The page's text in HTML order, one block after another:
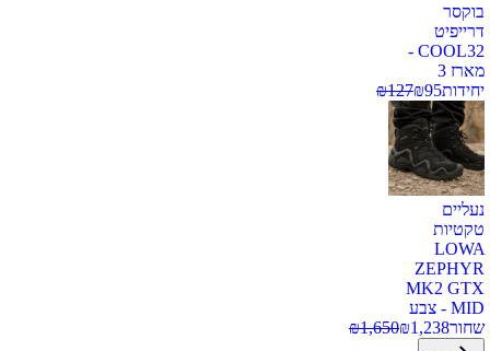
בוקסר
דרייפיט
COOL32 -
מארז 3
יחידות
₪95
₪127
נעליים
טקטיות
LOWA
ZEPHYR
MK2 GTX
MID - צבע
שחור
₪1,238
₪1,650